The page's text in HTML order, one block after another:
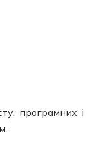
програмних і